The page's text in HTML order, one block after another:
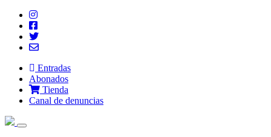
Entradas
Abonados
Tienda
Canal de denuncias